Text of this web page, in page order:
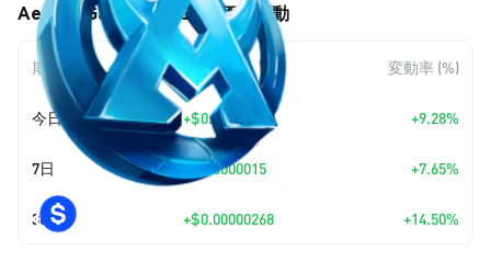
Aether Games (AEG) の価格変動
期間 金額変動 変動率 (%)
今日 +$0.0000018 +9.28%
7日 +$0.0000015 +7.65%
30日 +$0.00000268 +14.50%